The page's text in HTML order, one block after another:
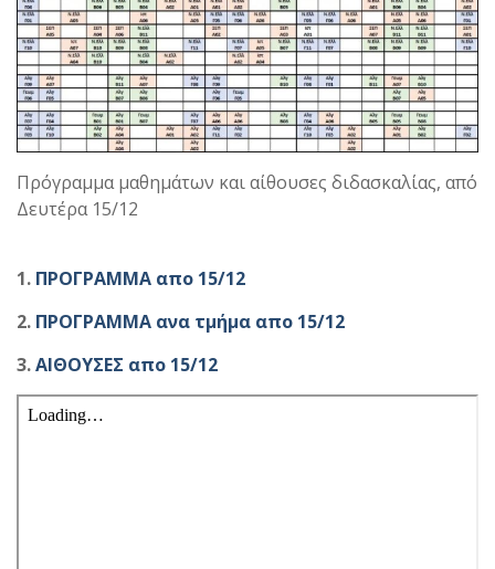
Πρόγραμμα μαθημάτων και αίθουσες διδασκαλίας, από
Δευτέρα 15/12
1. ΠΡΟΓΡΑΜΜΑ απο 15/12
2. ΠΡΟΓΡΑΜΜΑ ανα τμήμα απο 15/12
3.ΑΙΘΟΥΣΕΣ απο 15/12